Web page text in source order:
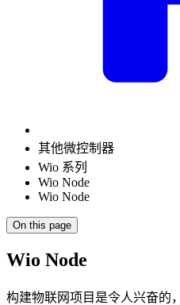
其他微控制器
Wio 系列
Wio Node
Wio Node
On this page
Wio Node
构建物联网项目是令人兴奋的